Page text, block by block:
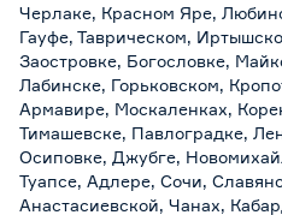
Черлаке, Красном Яре,
Гауфе, Таврическом,
Заостровке, Богословке,
Лабинске, Горьковском,
Армавире, Москаленках,
Тимашевске, Павлоградке,
Осиповке, Джубге,
Туапсе, Адлере, Сочи,
Анастасиевской, Чанах,